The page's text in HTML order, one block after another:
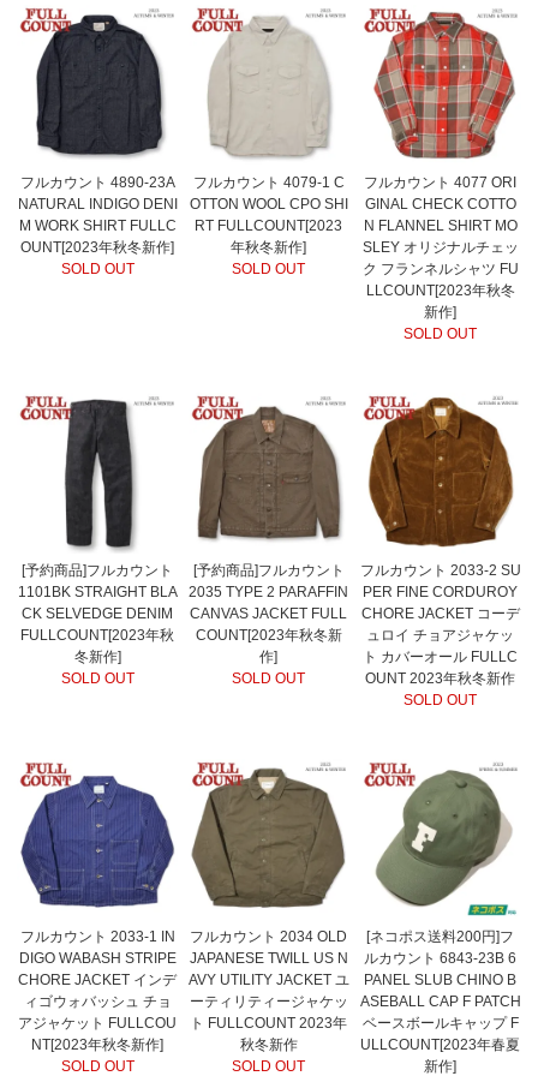
フルカウント 4890-23A
NATURAL INDIGO DENI
M WORK SHIRT FULLC
OUNT[2023年秋冬新作]
SOLD OUT
フルカウント 4079-1 C
OTTON WOOL CPO SHI
RT FULLCOUNT[2023
年秋冬新作]
SOLD OUT
フルカウント 4077 ORI
GINAL CHECK COTTO
N FLANNEL SHIRT MO
SLEY オリジナルチェッ
ク フランネルシャツ FU
LLCOUNT[2023年秋冬
新作]
SOLD OUT
[予約商品]フルカウント
1101BK STRAIGHT BLA
CK SELVEDGE DENIM
FULLCOUNT[2023年秋
冬新作]
SOLD OUT
[予約商品]フルカウント
2035 TYPE 2 PARAFFIN
CANVAS JACKET FULL
COUNT[2023年秋冬新
作]
SOLD OUT
フルカウント 2033-2 SU
PER FINE CORDUROY
CHORE JACKET コーデ
ュロイ チョアジャケッ
ト カバーオール FULLC
OUNT 2023年秋冬新作
SOLD OUT
フルカウント 2033-1 IN
DIGO WABASH STRIPE
CHORE JACKET インデ
ィゴウォバッシュ チョ
アジャケット FULLCOU
NT[2023年秋冬新作]
SOLD OUT
フルカウント 2034 OLD
JAPANESE TWILL US N
AVY UTILITY JACKET ユ
ーティリティージャケッ
ト FULLCOUNT 2023年
秋冬新作
SOLD OUT
[ネコポス送料200円]フ
ルカウント 6843-23B 6
PANEL SLUB CHINO B
ASEBALL CAP F PATCH
ベースボールキャップ F
ULLCOUNT[2023年春夏
新作]